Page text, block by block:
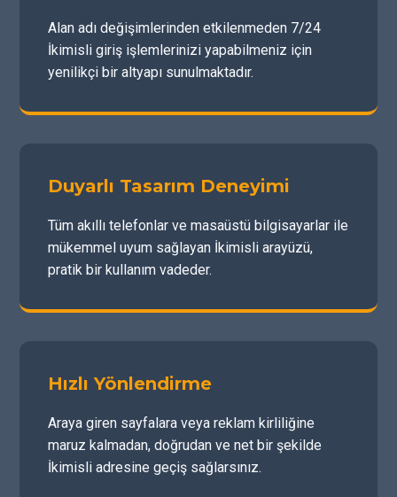
Alan adı değişimlerinden etkilenmeden 7/24
İkimisli giriş işlemlerinizi yapabilmeniz için
yenilikçi bir altyapı sunulmaktadır.
Duyarlı Tasarım Deneyimi
Tüm akıllı telefonlar ve masaüstü bilgisayarlar ile
mükemmel uyum sağlayan İkimisli arayüzü,
pratik bir kullanım vadeder.
Hızlı Yönlendirme
Araya giren sayfalara veya reklam kirliliğine
maruz kalmadan, doğrudan ve net bir şekilde
İkimisli adresine geçiş sağlarsınız.